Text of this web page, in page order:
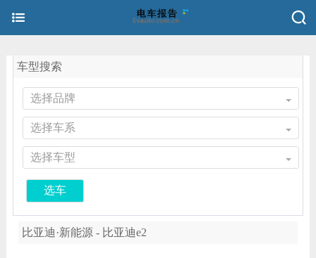
车型搜索
选择品牌
选择车系
选择车型
选车
比亚迪·新能源 - 比亚迪e2